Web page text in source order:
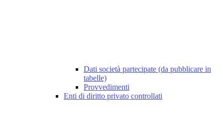
Dati società partecipate (da pubblicare in
tabelle)
Provvedimenti
Enti di diritto privato controllati